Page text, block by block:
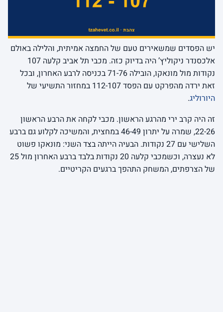
יש הפסדים שמשאירים טעם של החמצה אמיתית, והלילה באולם
אלכסנדר ניקוליץ’ היה בדיוק כזה. מכבי תל אביב קלעה 107
נקודות מול מונאקו, הובילה 71-76 בכניסה לרבע האחרון, ובכל
זאת ירדה מהפרקט עם הפסד 112-107 במחזור התשיעי של
היורוליג.
זה היה קרב ירי מהרגע הראשון. מכבי לקחה את הרבע הראשון
22-26, שמרה על יתרון 46-49 במחצית, והמשיכה לקלוע גם ברבע
השלישי עם 27 נקודות. הבעיה הייתה בצד השני: מונאקו פשוט
לא נעצרה, וכשמכבי קלעה 20 נקודות בלבד ברבע האחרון מול 25
של הצרפתים, המשחק התהפך ברגעים הקריטיים.